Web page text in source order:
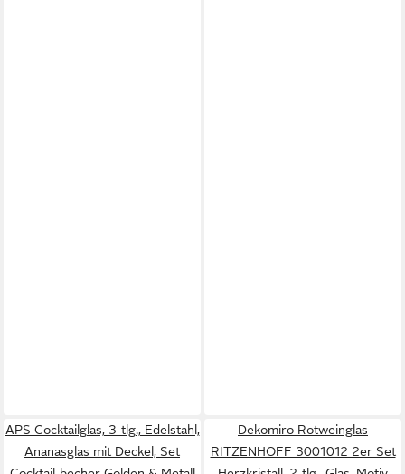
APS Cocktailglas, 3-tlg., Edelstahl,
Ananasglas mit Deckel, Set
Dekomiro Rotweinglas
RITZENHOFF 3001012 2er Set